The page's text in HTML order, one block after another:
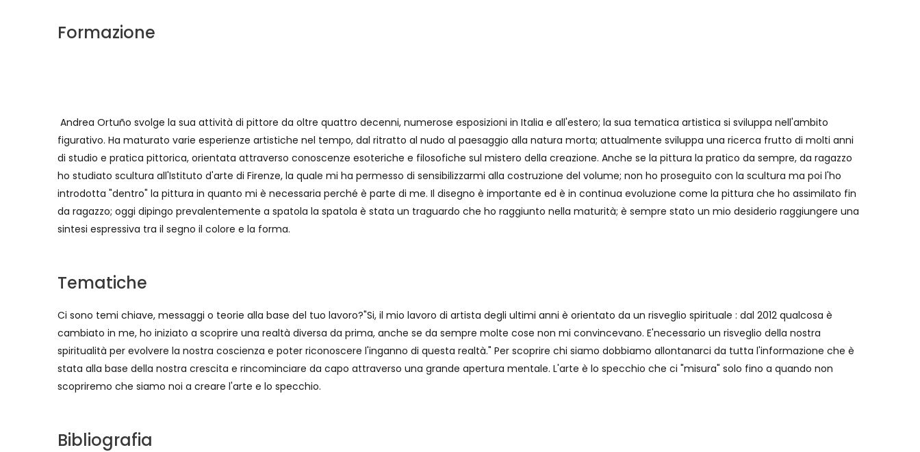
Formazione
Andrea Ortuño svolge la sua attività di pittore da oltre quattro decenni, numerose esposizioni in Italia e all'estero; la sua tematica artistica si sviluppa nell'ambito
figurativo. Ha maturato varie esperienze artistiche nel tempo, dal ritratto al nudo al paesaggio alla natura morta; attualmente sviluppa una ricerca frutto di molti anni
di studio e pratica pittorica, orientata attraverso conoscenze esoteriche e filosofiche sul mistero della creazione. Anche se la pittura la pratico da sempre, da ragazzo
ho studiato scultura all'Istituto d'arte di Firenze, la quale mi ha permesso di sensibilizzarmi alla costruzione del volume; non ho proseguito con la scultura ma poi l'ho
introdotta "dentro" la pittura in quanto mi è necessaria perché è parte di me. Il disegno è importante ed è in continua evoluzione come la pittura che ho assimilato fin
da ragazzo; oggi dipingo prevalentemente a spatola la spatola è stata un traguardo che ho raggiunto nella maturità; è sempre stato un mio desiderio raggiungere una
sintesi espressiva tra il segno il colore e la forma.
Tematiche
Ci sono temi chiave, messaggi o teorie alla base del tuo lavoro?"Si, il mio lavoro di artista degli ultimi anni è orientato da un risveglio spirituale : dal 2012 qualcosa è
cambiato in me, ho iniziato a scoprire una realtà diversa da prima, anche se da sempre molte cose non mi convincevano. E'necessario un risveglio della nostra
spiritualità per evolvere la nostra coscienza e poter riconoscere l'inganno di questa realtà." Per scoprire chi siamo dobbiamo allontanarci da tutta l'informazione che è
stata alla base della nostra crescita e rincominciare da capo attraverso una grande apertura mentale. L'arte è lo specchio che ci "misura" solo fino a quando non
scopriremo che siamo noi a creare l'arte e lo specchio.
Bibliografia